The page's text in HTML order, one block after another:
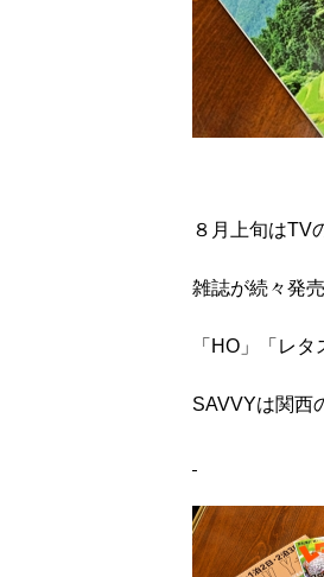
８月上旬はTV
雑誌が続々発
「HO」「レ
SAVVYは関西